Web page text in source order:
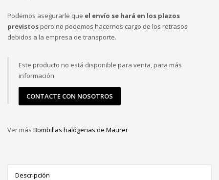
Podemos asegurarle que el envío se hará en los plazos
previstospero no podemos hacernos cargo de los retrasos
debidos a la empresa de transporte.
Este producto no está disponible para venta, para más
información
CONTACTE CON NOSOTROS
Ver más Bombillas halógenas de Maurer
Descripción